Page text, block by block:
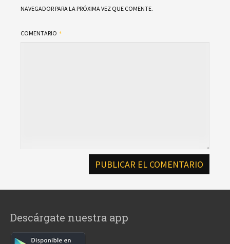
NAVEGADOR PARA LA PRÓXIMA VEZ QUE COMENTE.
COMENTARIO
Descárgate nuestra app